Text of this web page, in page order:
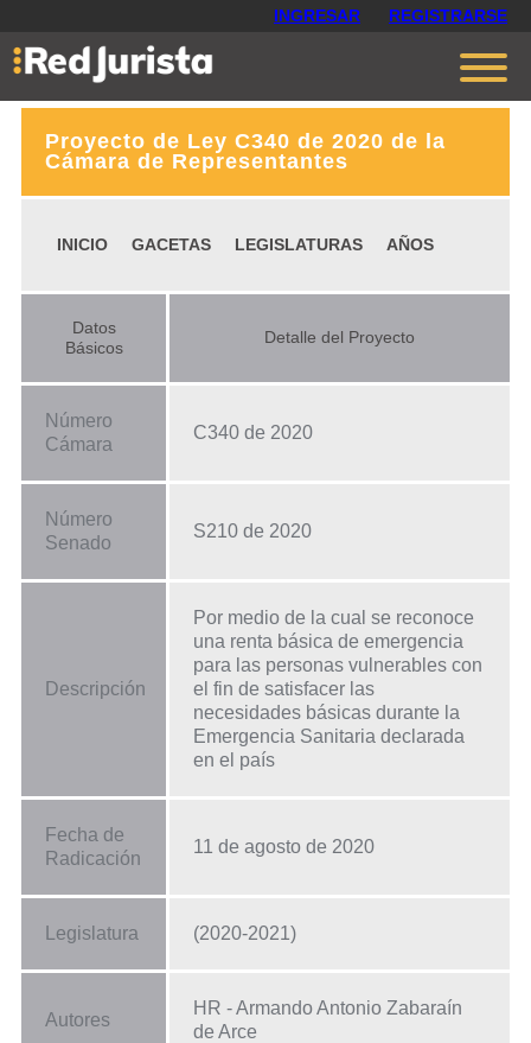
INGRESAR REGISTRARSE
Contáctanos
Planes
Proyecto de Ley C340 de 2020 de la
Cámara de Representantes
INICIO GACETAS LEGISLATURAS AÑOS
Datos
Básicos
Detalle del Proyecto
Número
Cámara
C340 de 2020
Número
Senado
S210 de 2020
Descripción
Por medio de la cual se reconoce
una renta básica de emergencia
para las personas vulnerables con
el fin de satisfacer las
necesidades básicas durante la
Emergencia Sanitaria declarada
en el país
Fecha de
Radicación
11 de agosto de 2020
Legislatura (2020-2021)
Autores
HR - Armando Antonio Zabaraín
de Arce